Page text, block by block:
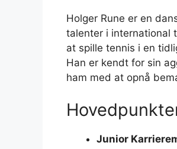
Holger Rune er en
talenter i international
at spille tennis i en
Han er kendt for sin
ham med at opnå
Junior